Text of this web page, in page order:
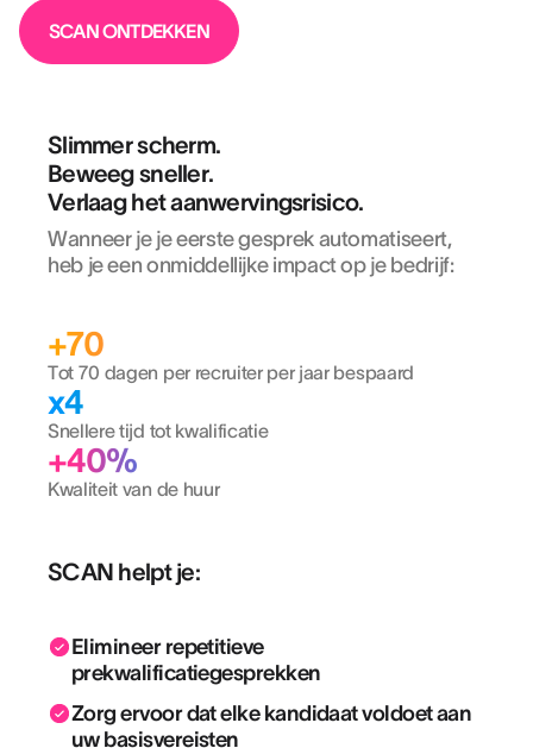
SCAN ONTDEKKEN
Slimmer scherm.
Beweeg sneller.
Verlaag het aanwervingsrisico.
Wanneer je je eerste gesprek automatiseert,
heb je een onmiddellijke impact op je bedrijf:
+70
Tot 70 dagen per recruiter per jaar bespaard
x4
Snellere tijd tot kwalificatie
+40%
Kwaliteit van de huur
SCAN helpt je:
Elimineer repetitieve
prekwalificatiegesprekken
Zorg ervoor dat elke kandidaat voldoet aan
uw basisvereisten